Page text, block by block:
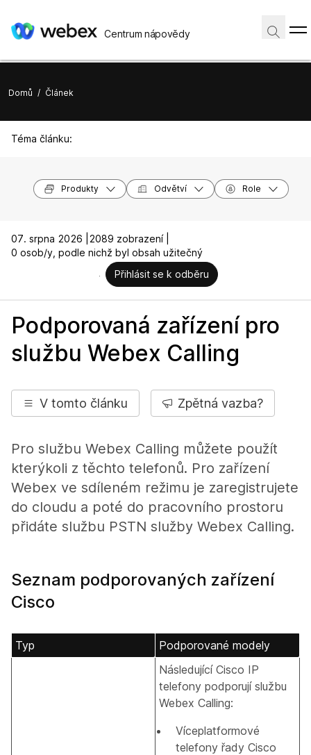
Centrum nápovědy
Domů / Článek
Téma článku:
Produkty Odvětví Role
07. srpna 2026 |
2089 zobrazení |
0 osob/y, podle nichž byl obsah užitečný
Přihlásit se k odběru
Podporovaná zařízení pro
službu Webex Calling
V tomto článku Zpětná vazba?
Pro službu Webex Calling můžete použít
kterýkoli z těchto telefonů. Pro zařízení
Webex ve sdíleném režimu je zaregistrujete
do cloudu a poté do pracovního prostoru
přidáte službu PSTN služby Webex Calling.
Seznam podporovaných zařízení
Cisco
Typ Podporované modely
Následující Cisco IP
telefony podporují službu
Webex Calling:
Víceplatformové
telefony řady Cisco